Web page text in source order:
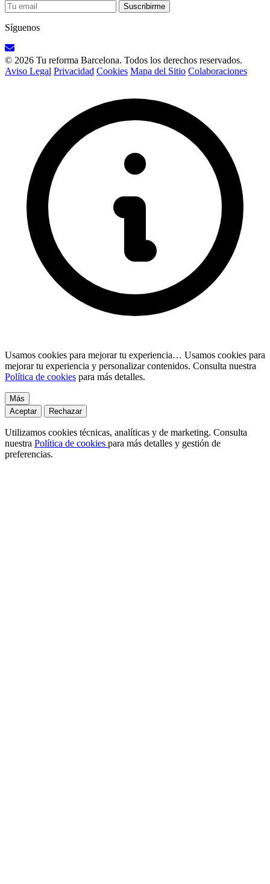
Suscribirme
Síguenos
© 2026 Tu reforma Barcelona. Todos los derechos reservados.
Aviso Legal Privacidad Cookies Mapa del Sitio Colaboraciones
Usamos cookies para mejorar tu experiencia… Usamos cookies para
mejorar tu experiencia y personalizar contenidos. Consulta nuestra
Política de cookies para más detalles.
Más
Aceptar
Rechazar
Utilizamos cookies técnicas, analíticas y de marketing. Consulta
nuestra Política de cookies para más detalles y gestión de
preferencias.